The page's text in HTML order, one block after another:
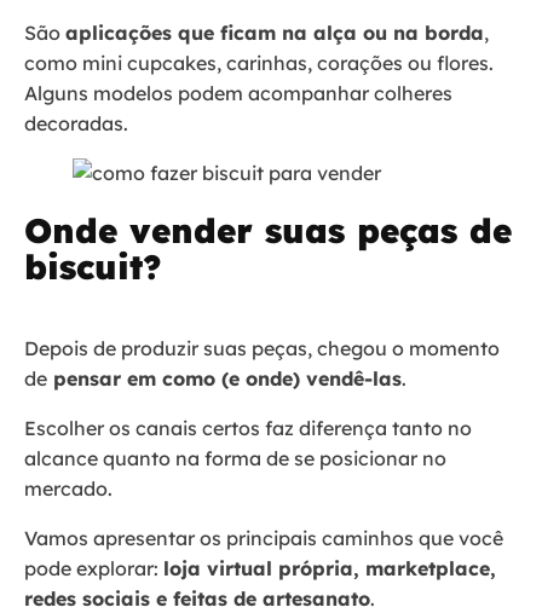
São aplicações que ficam na alça ou na borda,
como mini cupcakes, carinhas, corações ou flores.
Alguns modelos podem acompanhar colheres
decoradas.
Onde vender suas peças de
biscuit?
Depois de produzir suas peças, chegou o momento
de pensar em como (e onde) vendê-las.
Escolher os canais certos faz diferença tanto no
alcance quanto na forma de se posicionar no
mercado.
Vamos apresentar os principais caminhos que você
pode explorar: loja virtual própria, marketplace,
redes sociais e feitas de artesanato.